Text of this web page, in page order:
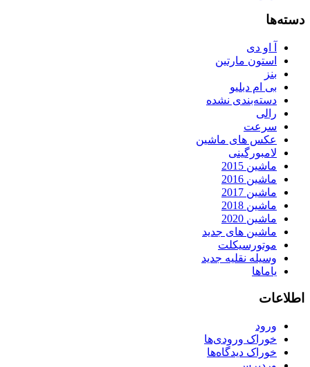
دسته‌ها
آ او دی
استون مارتین
بنز
بی ام دبلیو
دسته‌بندی نشده
رالی
سرعت
عکس های ماشین
لامبورگینی
ماشین 2015
ماشین 2016
ماشین 2017
ماشین 2018
ماشین 2020
ماشین های جدید
موتورسیکلت
وسیله نقلیه جدید
یاماها
اطلاعات
ورود
خوراک ورودی‌ها
خوراک دیدگاه‌ها